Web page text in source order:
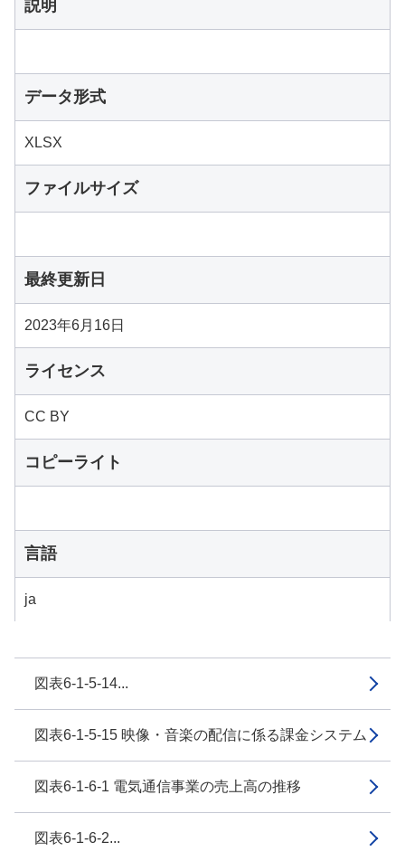
図表6-1-5-14...
図表6-1-5-15 映像・音楽の配信に係る課金システム
図表6-1-6-1 電気通信事業の売上高の推移
図表6-1-6-2...
説明
データ形式
XLSX
ファイルサイズ
最終更新日
2023年6月16日
ライセンス
CC BY
コピーライト
言語
ja